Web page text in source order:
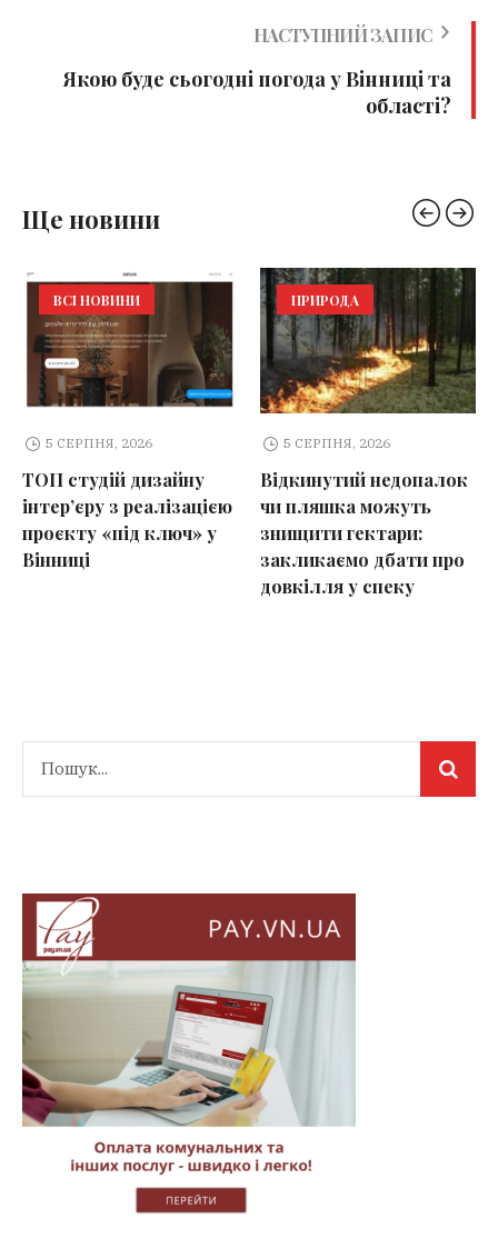
НАСТУПНИЙ ЗАПИС
Якою буде сьогодні погода у Вінниці та
області?
Ще новини
ВСІ НОВИНИ
5 СЕРПНЯ, 2026
ТОП студій дизайну
інтер’єру з реалізацією
проєкту «під ключ» у
Вінниці
ПРИРОДА
5 СЕРПНЯ, 2026
Відкинутий недопалок
чи пляшка можуть
знищити гектари:
закликаємо дбати про
довкілля у спеку